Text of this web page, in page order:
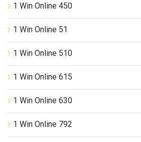
1 Win Online 450
1 Win Online 51
1 Win Online 510
1 Win Online 615
1 Win Online 630
1 Win Online 792